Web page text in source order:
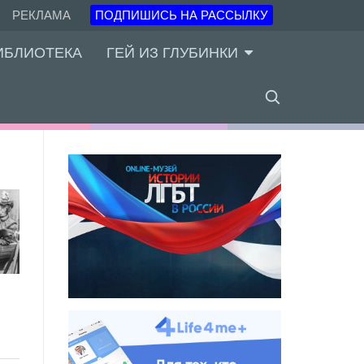
РЕКЛАМА ПОДПИШИСЬ НА РАССЫЛКУ
ГЕЙ ИЗ ГЛУБИНКИ